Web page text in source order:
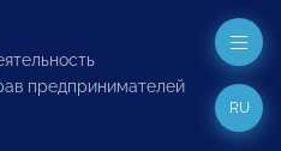
предпринимателей
RU